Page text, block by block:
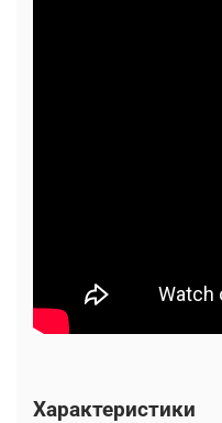
Характеристики